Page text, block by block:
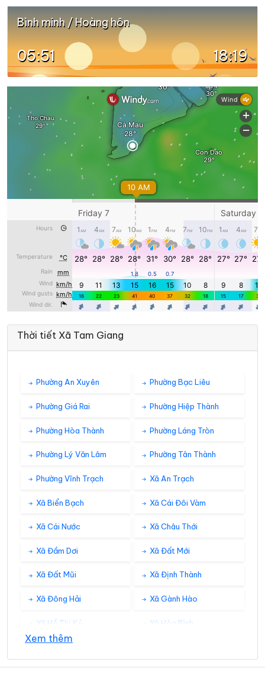
Bình minh / Hoàng hôn
05:51 18:19
Thời tiết Xã Tam Giang
Phường An Xuyên Phường Bạc Liêu
Phường Giá Rai Phường Hiệp Thành
Phường Hòa Thành Phường Láng Tròn
Phường Lý Văn Lâm Phường Tân Thành
Phường Vĩnh Trạch Xã An Trạch
Xã Biển Bạch Xã Cái Đôi Vàm
Xã Cái Nước Xã Châu Thới
Xã Đầm Dơi Xã Đất Mới
Xã Đất Mũi Xã Định Thành
Xã Đông Hải Xã Gành Hào
Xã Hồ Thị Kỷ Xã Hòa Bình
Xem thêm